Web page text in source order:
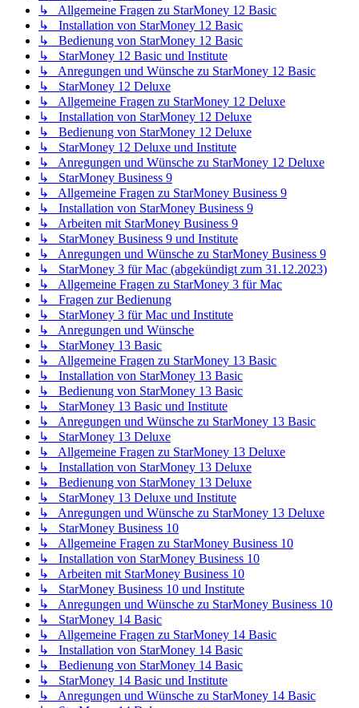
↳ Allgemeine Fragen zu StarMoney 12 Basic
↳ Installation von StarMoney 12 Basic
↳ Bedienung von StarMoney 12 Basic
↳ StarMoney 12 Basic und Institute
↳ Anregungen und Wünsche zu StarMoney 12 Basic
↳ StarMoney 12 Deluxe
↳ Allgemeine Fragen zu StarMoney 12 Deluxe
↳ Installation von StarMoney 12 Deluxe
↳ Bedienung von StarMoney 12 Deluxe
↳ StarMoney 12 Deluxe und Institute
↳ Anregungen und Wünsche zu StarMoney 12 Deluxe
↳ StarMoney Business 9
↳ Allgemeine Fragen zu StarMoney Business 9
↳ Installation von StarMoney Business 9
↳ Arbeiten mit StarMoney Business 9
↳ StarMoney Business 9 und Institute
↳ Anregungen und Wünsche zu StarMoney Business 9
↳ StarMoney 3 für Mac (abgekündigt zum 31.12.2023)
↳ Allgemeine Fragen zu StarMoney 3 für Mac
↳ Fragen zur Bedienung
↳ StarMoney 3 für Mac und Institute
↳ Anregungen und Wünsche
↳ StarMoney 13 Basic
↳ Allgemeine Fragen zu StarMoney 13 Basic
↳ Installation von StarMoney 13 Basic
↳ Bedienung von StarMoney 13 Basic
↳ StarMoney 13 Basic und Institute
↳ Anregungen und Wünsche zu StarMoney 13 Basic
↳ StarMoney 13 Deluxe
↳ Allgemeine Fragen zu StarMoney 13 Deluxe
↳ Installation von StarMoney 13 Deluxe
↳ Bedienung von StarMoney 13 Deluxe
↳ StarMoney 13 Deluxe und Institute
↳ Anregungen und Wünsche zu StarMoney 13 Deluxe
↳ StarMoney Business 10
↳ Allgemeine Fragen zu StarMoney Business 10
↳ Installation von StarMoney Business 10
↳ Arbeiten mit StarMoney Business 10
↳ StarMoney Business 10 und Institute
↳ Anregungen und Wünsche zu StarMoney Business 10
↳ StarMoney 14 Basic
↳ Allgemeine Fragen zu StarMoney 14 Basic
↳ Installation von StarMoney 14 Basic
↳ Bedienung von StarMoney 14 Basic
↳ StarMoney 14 Basic und Institute
↳ Anregungen und Wünsche zu StarMoney 14 Basic